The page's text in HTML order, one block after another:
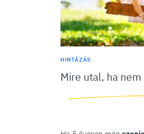
HINTÁZÁS
Mire utal, ha